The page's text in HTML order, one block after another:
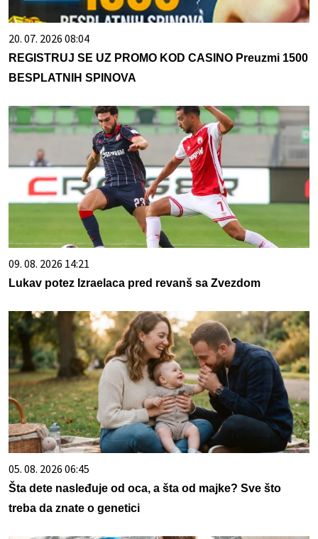
20. 07. 2026 08:04
REGISTRUJ SE UZ PROMO KOD CASINO Preuzmi 1500
BESPLATNIH SPINOVA
09. 08. 2026 14:21
Lukav potez Izraelaca pred revanš sa Zvezdom
05. 08. 2026 06:45
Šta dete nasleđuje od oca, a šta od majke? Sve što
treba da znate o genetici